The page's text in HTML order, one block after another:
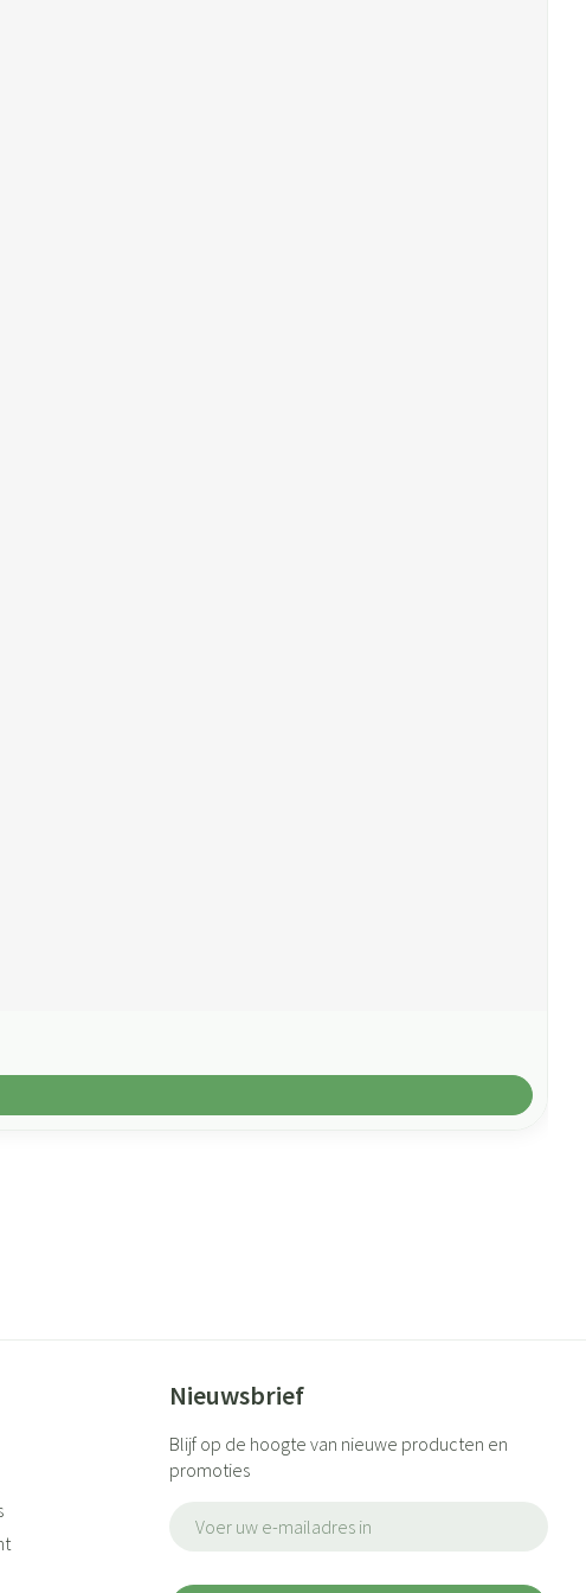
Nieuwsbrief
Blijf op de hoogte van nieuwe producten en
promoties